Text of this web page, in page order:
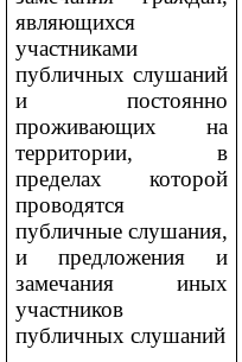
являющихся
участниками
публичных слушаний
и постоянно
проживающих на
территории, в
пределах которой
проводятся
публичные слушания,
и предложения и
замечания иных
участников
публичных слушаний